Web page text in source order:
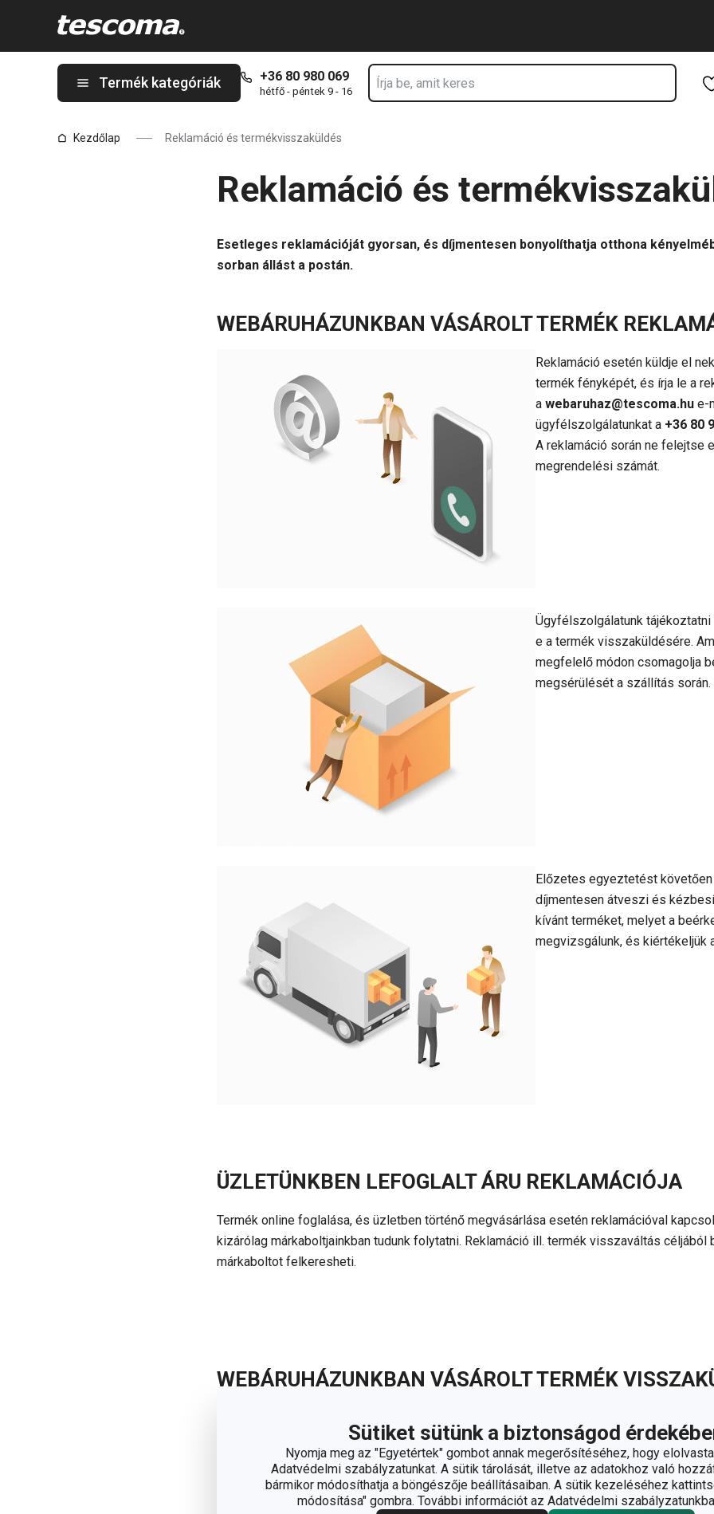
Sütiket sütünk a biztonságod
Nyomja meg az "Egyetértek" gombot annak megerősítéséhez, hogy
Adatvédelmi szabályzatunkat. A sütik tárolását, illetve az adatokhoz való
bármikor módosíthatja a böngészője beállításaiban. A sütik kezeléséhez
módosítása" gombra. További információt az Adatvédelmi
Termék kategóriák +36 80 980 069
hétfő - péntek 9 - 16
Kezdőlap Reklamáció és termékvisszaküldés
Reklamáció és
Esetleges reklamációját gyorsan, és díjmentesen bonyolíthatja otthona
sorban állást a postán.
WEBÁRUHÁZUNKBAN VÁSÁROLT TERMÉK
Reklamáció esetén küldje el
termék fényképét, és írja le a
a webaruhaz@tescoma.hu e-
ügyfélszolgálatunkat a +36 80
A reklamáció során ne felejtse
megrendelési számát.
Ügyfélszolgálatunk
e a termék visszaküldésére.
megfelelő módon csomagolja
megsérülését a szállítás során.
Előzetes egyeztetést követően
díjmentesen átveszi és
kívánt terméket, melyet a
megvizsgálunk, és kiértékeljük
ÜZLETÜNKBEN LEFOGLALT ÁRU REKLAMÁCIÓJA
Termék online foglalása, és üzletben történő megvásárlása esetén reklamációval
kizárólag márkaboltjainkban tudunk folytatni. Reklamáció ill. termék visszaváltás céljából
márkaboltot felkeresheti.
WEBÁRUHÁZUNKBAN VÁSÁROLT TERMÉK
A vásárlástól való elállási
- jogszabályban előirt - 14
tagjai számára 30 nap áll
awebaruhaz@tescoma.hu